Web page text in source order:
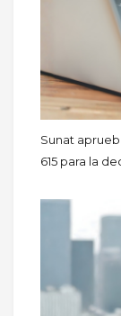
Sunat
615 para la